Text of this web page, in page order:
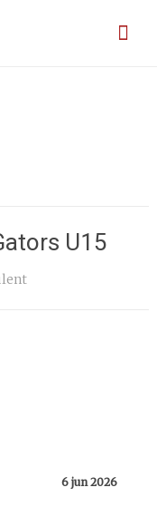
Forbund
U15
6 jun 2026